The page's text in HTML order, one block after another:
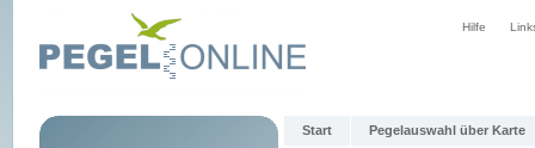
Hilfe
Start Pegelauswahl über Karte